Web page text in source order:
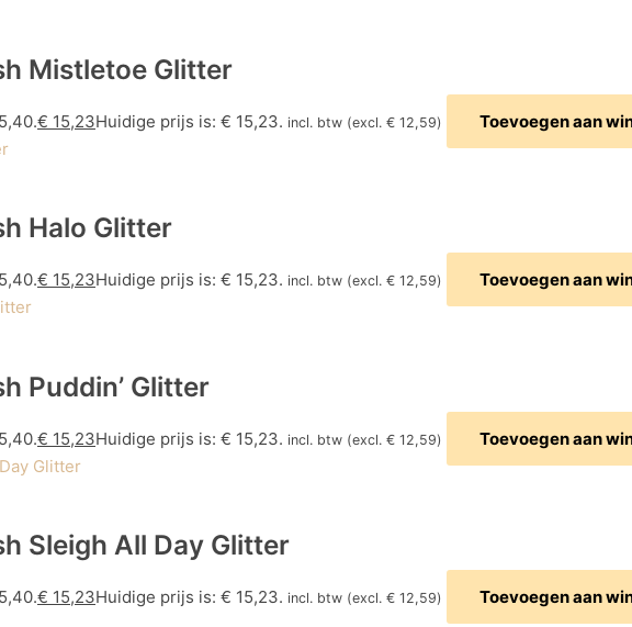
Mistletoe Glitter
€ 15,23Huidige prijs is: € 15,23. incl. btw (excl. € 12,59) Toevoegen aan
Halo Glitter
€ 15,23Huidige prijs is: € 15,23. incl. btw (excl. € 12,59) Toevoegen aan
Puddin’ Glitter
€ 15,23Huidige prijs is: € 15,23. incl. btw (excl. € 12,59) Toevoegen aan
Sleigh All Day Glitter
€ 15,23Huidige prijs is: € 15,23. incl. btw (excl. € 12,59) Toevoegen aan